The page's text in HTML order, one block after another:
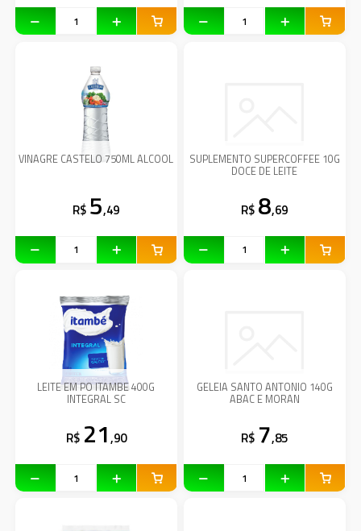
VINAGRE CASTELO 750ML ALCOOL
R$ 5,49
SUPLEMENTO SUPERCOFFEE 10G
DOCE DE LEITE
R$ 8,69
LEITE EM PO ITAMBE 400G
INTEGRAL SC
R$ 21,90
GELEIA SANTO ANTONIO 140G
ABAC E MORAN
R$ 7,85